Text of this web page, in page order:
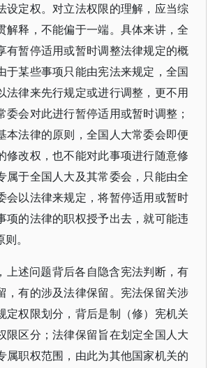
设定权。对立法权限的理解，应当综
解释，不能偏于一端。具体来讲，全
有暂停适用或暂时调整法律规定的概
于某些事项只能由宪法来规定，全国
法律来先行规定或进行调整，更不用
委会对此进行暂停适用或暂时调整；
本法律的原则，全国人大常委会即便
修改权，也不能对此事项进行随意修
属于全国人大及其常委会，只能由全
会以法律来规定，将暂停适用或暂时
项的法律的职权授予出去，就可能违
。
上述问题背后各自隐含宪法判断，有
，有的涉及法律保留。宪法保留关涉
定权限划分，背后是制（修）宪机关
限区分；法律保留旨在划定全国人大
属职权范围，由此为其他国家机关的